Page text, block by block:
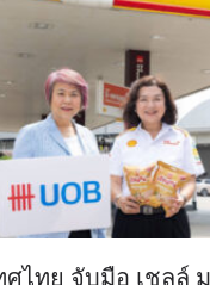
ศไทย จับมือ เชลล์